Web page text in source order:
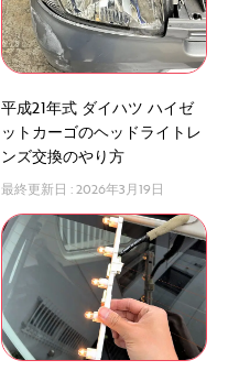
平成21年式 ダイハツ ハイゼ
ットカーゴのヘッドライトレ
ンズ交換のやり方
最終更新日 :2026年3月19日